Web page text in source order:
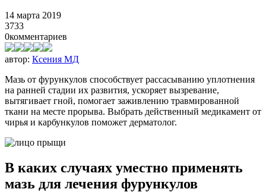
14 марта 2019
3733
0комментариев
автор: Ксения МД
Мазь от фурункулов способствует рассасыванию уплотнения
на ранней стадии их развития, ускоряет вызревание,
вытягивает гной, помогает заживлению травмированной
ткани на месте прорыва. Выбрать действенный медикамент от
чирья и карбункулов поможет дерматолог.
В каких случаях уместно применять
мазь для лечения фурункулов